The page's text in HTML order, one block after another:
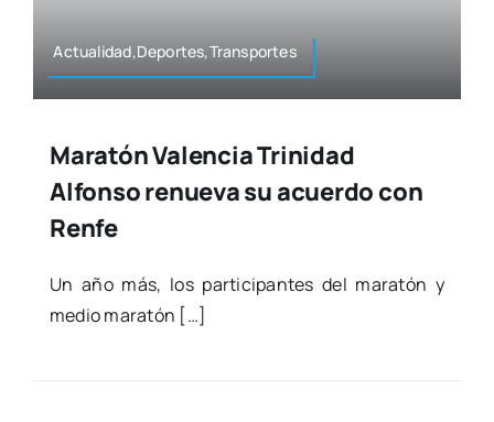
Actualidad,Deportes,Transportes
Maratón Valencia Trinidad
Alfonso renueva su acuerdo con
Renfe
Un año más, los par­ti­ci­pan­tes del mara­tón y
medio mara­tón […]